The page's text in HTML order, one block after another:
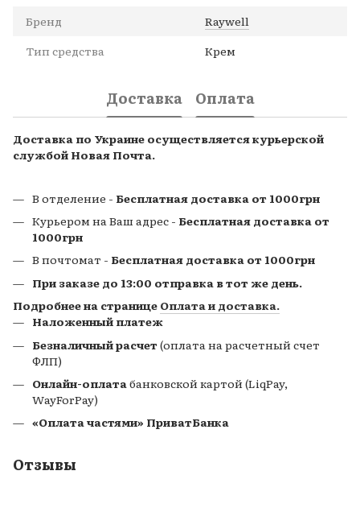
Бренд
Raywell
Тип средства
Крем
Доставка Оплата
Доставка по Украине осуществляется курьерской
службой Новая Почта.
В отделение - Бесплатная доставка от 1000грн
Курьером на Ваш адрес - Бесплатная доставка от
1000грн
В почтомат - Бесплатная доставка от 1000грн
При заказе до 13:00 отправка в тот же день.
Подробнее на странице Оплата и доставка.
Наложенный платеж
Безналичный расчет(оплата на расчетный счет
ФЛП)
Онлайн-оплата банковской картой (LiqPay,
WayForPay)
«Оплата частями» ПриватБанка
Отзывы